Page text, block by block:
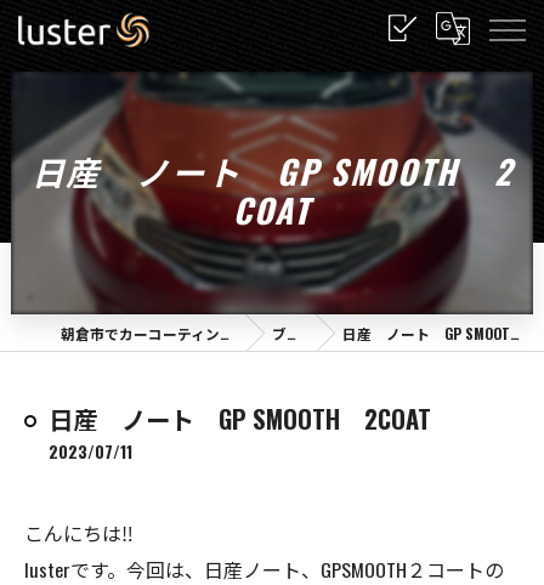
日産 ノート GP SMOOTH 2
COAT
朝倉市でカーコーティング・luster ブログ 日産 ノート GP SMOOTH 2COAT
日産 ノート GP SMOOTH 2COAT
2023/07/11
こんにちは‼
lusterです。今回は、日産ノート、GPSMOOTH２コートの